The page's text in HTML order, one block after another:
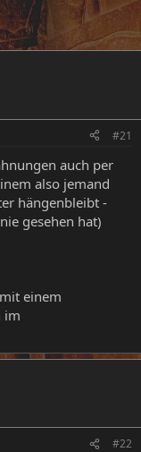
#21
auch per
also jemand
hängenbleibt -
gesehen hat)
einem
im
#22